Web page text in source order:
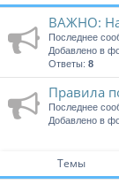
ВАЖНО:
Последнее
Добавлено в
Ответы: 8
Правила
Последнее
Добавлено в
Темы